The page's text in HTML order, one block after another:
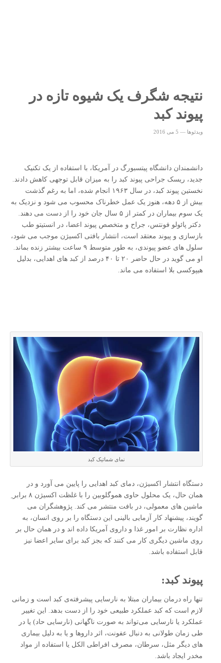
نتیجه شگرف یک شیوه تازه در
پیوند کبد
ویدئوها — 5 می 2016
دانشمندان دانشگاه پیتسبورگ در آمریکا، با استفاده از یک تکنیک
جدید، ریسک جراحی پیوند کبد را به میزان قابل توجهی کاهش دادند.
نخستین پیوند کبد، در سال ۱۹۶۳ انجام شده، اما به رغم گذشت
بیش از ۵ دهه، هنوز یک عمل خطرناک محسوب می شود و نزدیک به
یک سوم بیماران در کمتر از ۵ سال جان خود را از دست می دهند.
دکتر پائولو فونتس، جراح و متخصص پیوند اعضا، در انستیتو طب
بازسازی و پیوند معتقد است، انتشار بافتی اکسیژن موجب می شود،
سلول های عضو پیوندی، به طور متوسط ۹ ساعت بیشتر زنده بماند.
او می گوید در حال حاضر ۲۰ تا ۴۰ درصد از کبد های اهدایی، بدلیل
هیپوکسی بلا استفاده می ماند.
نمای شماتیک کبد
دستگاه انتشار اکسیژن، دمای کبد اهدایی را پایین می آورد و در
همان حال، یک محلول حاوی هموگلوبین را با غلظت اکسیژن ۸ برابر ِ
ماشین های معمولی، در بافت منتشر می کند. پژوهشگران می
گویند، پیشنهاد کار آزمایی بالینی این دستگاه را بر روی انسان، به
اداره نظارت بر امور غذا و داروی آمریکا داده اند و در همان حال بر
روی ماشین دیگری کار می کنند که بجز کبد برای سایر اعضا نیز
قابل استفاده باشد.
پیوند کبد:
تنها راه درمان بیماران مبتلا به نارسایی پیشرفته‌ی کبد است و زمانی
لازم است که کبد عملکرد طبیعی خود را از دست بدهد. این تغییر
عملکرد یا نارسایی می‌تواند به صورت ناگهانی (نارسایی حاد) یا در
طی زمان طولانی به دنبال عفونت، اثر داروها و یا به دلیل بیماری
های دیگر مثل، سرطان، مصرف افراطی الکل یا استفاده از مواد
مخدر ایجاد باشد.